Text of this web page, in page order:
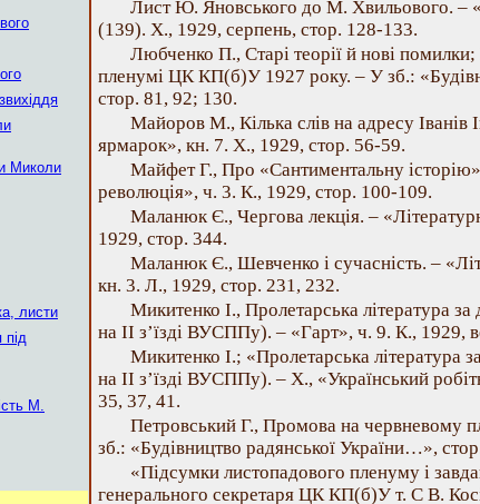
Миколи
листи
під
М.
Лист Ю. Яновського до М. Хвильового. –
(139). X., 1929, серпень, стор. 128-133.
Любченко П., Старі теорії й нові
пленумі ЦК КП(б)У 1927 року. – У зб.:
стор. 81, 92; 130.
Майоров M., Кілька слів на адресу Іванів
ярмарок», кн. 7. X., 1929, стор. 56-59.
Майфет Г., Про «Сантиментальну
революція», ч. 3. К., 1929, стор. 100-109.
Маланюк Є., Чергова лекція. –
1929, стор. 344.
Маланюк Є., Шевченко і сучасність. –
кн. 3. Л., 1929, стор. 231, 232.
Микитенко І., Пролетарська література
на II з’їзді ВУСППу). – «Гарт», ч. 9. К., 1929,
Микитенко І.; «Пролетарська література
на II з’їзді ВУСППу). – X., «Український
35, 37, 41.
Петровський Г., Промова на
зб.: «Будівництво радянської України…»,
«Підсумки листопадового пленуму і
генерального секретаря ЦК КП(б)У т. С В.